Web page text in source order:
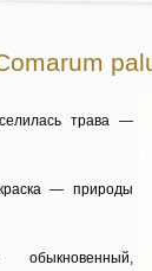
трава —
— природы
обыкновенный,